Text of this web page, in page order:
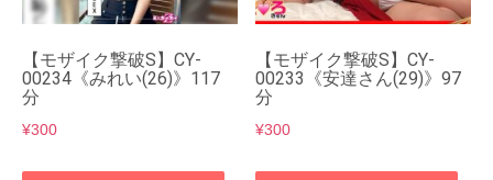
【モザイク撃破S】CY-
00234《みれい(26)》117
分
¥300
【モザイク撃破S】CY-
00233《安達さん(29)》97
分
¥300